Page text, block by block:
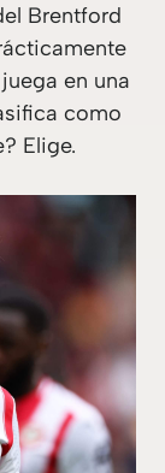
Brentford
en una
como
Elige.